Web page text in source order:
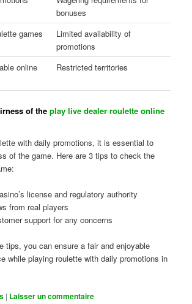
bonuses
games
Limited availability of
promotions
online
Restricted territories
of theplay live dealer roulette online
with daily promotions, it is essential to
of the game. Here are 3 tips to check the
license and regulatory authority
from real players
support for any concerns
tips, you can ensure a fair and enjoyable
while playing roulette with daily promotions in
| Laisser un commentaire